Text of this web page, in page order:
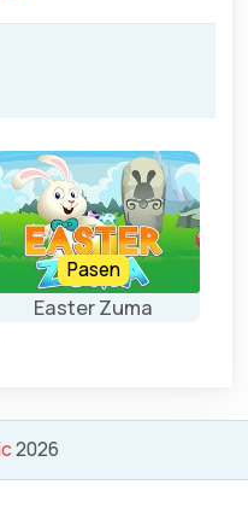
Easter Zuma
Pasen
hazen voor
2026